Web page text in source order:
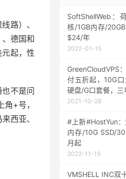
路）、
德国和
起，性
不是问
+号，
西亚、
SoftShellWeb：
核/1GB内存/
$24/年
2022-01-15
GreenCloudVPS
付五折起，10G
硬盘/G口套餐，
2021-10-28
#上新#HostYun
内存/10G SSD/
月起
2022-11-19
VMSHELL INC双